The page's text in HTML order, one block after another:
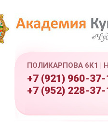
ПОЛИКАРПОВА 6К1 |
+7 (921) 960-
+7 (952) 228-